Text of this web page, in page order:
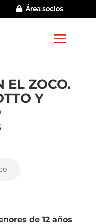
Área socios
EL ZOCO.
Y
de 12 años